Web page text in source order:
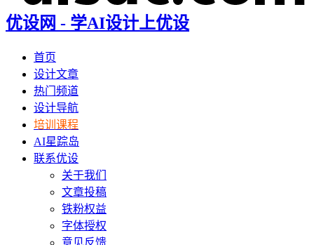
优设网 - 学AI设计上优设
首页
设计文章
热门频道
设计导航
培训课程
AI星踪岛
联系优设
关于我们
文章投稿
铁粉权益
字体授权
意见反馈